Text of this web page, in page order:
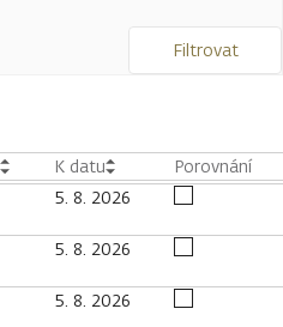
Filtrovat
K datu Porovnání
5. 8. 2026
5. 8. 2026
5. 8. 2026